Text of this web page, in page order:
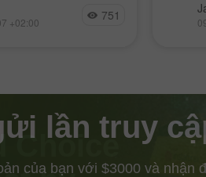
khi chỉ báo MACD
+02:00 751
đúng
lần truy
của bạn với $3000 và nhận